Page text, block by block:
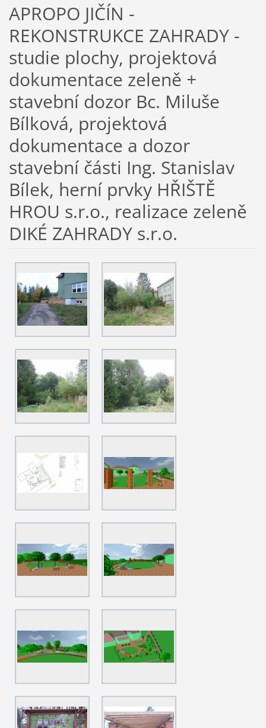
APROPO JIČÍN -
REKONSTRUKCE ZAHRADY -
studie plochy, projektová
dokumentace zeleně +
stavební dozor Bc. Miluše
Bílková, projektová
dokumentace a dozor
stavební části Ing. Stanislav
Bílek, herní prvky HŘIŠTĚ
HROU s.r.o., realizace zeleně
DIKÉ ZAHRADY s.r.o.